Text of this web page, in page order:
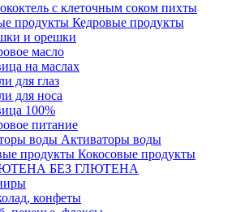
с клеточным соком пихты
Кедровые продукты
и орешки
масло
на маслах
для глаз
для носа
100%
питание
Активаторы воды
Кокосовые продукты
БЕЗ ГЛЮТЕНА
конфеты